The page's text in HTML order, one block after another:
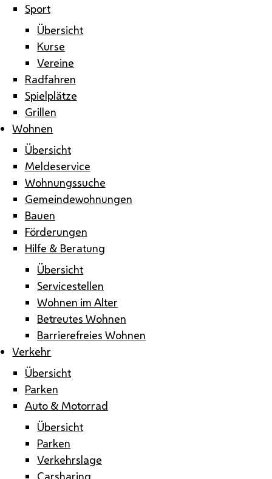
Sport
Übersicht
Kurse
Vereine
Radfahren
Spielplätze
Grillen
Wohnen
Übersicht
Meldeservice
Wohnungssuche
Gemeindewohnungen
Bauen
Förderungen
Hilfe & Beratung
Übersicht
Servicestellen
Wohnen im Alter
Betreutes Wohnen
Barrierefreies Wohnen
Verkehr
Übersicht
Parken
Auto & Motorrad
Übersicht
Parken
Verkehrslage
Carsharing